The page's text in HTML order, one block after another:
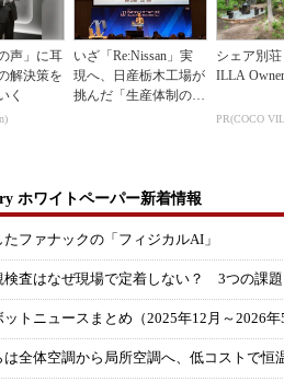
声」に耳
解決策を
く
いざ「Re:Nissan」実
現へ、日産栃木工場が
挑んだ「生産体制の比
シェア別
ILLA
ホワイトペーパー新着情報
ファナックの「フィジカルAI」
検査はなぜ現場で定着しない？ 3つの課
トニュースまとめ（2025年12月～2026年5
は全体空調から局所空調へ、低コストで恒